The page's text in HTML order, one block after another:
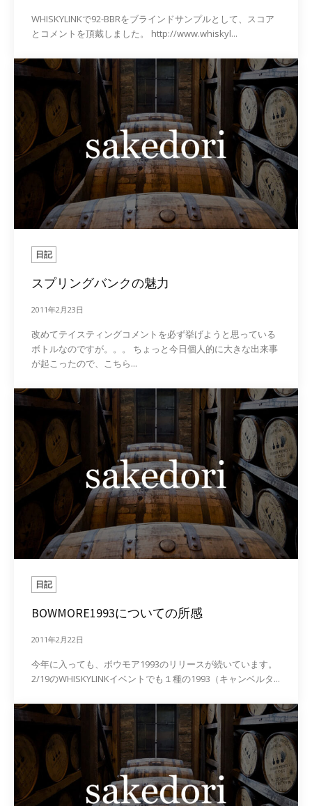
WHISKYLINKで92-BBRをブラインドサンプルとして、スコア
とコメントを頂戴しました。 http://www.whiskyl...
日記
スプリングバンクの魅力
2011年2月23日
改めてテイスティングコメントを必ず挙げようと思っている
ボトルなのですが。。。 ちょっと今日個人的に大きな出来事
が起こったので、こちら...
日記
BOWMORE1993についての所感
2011年2月22日
今年に入っても、ボウモア1993のリリースが続いています。
2/19のWHISKYLINKイベントでも１種の1993（キャンベルタ...